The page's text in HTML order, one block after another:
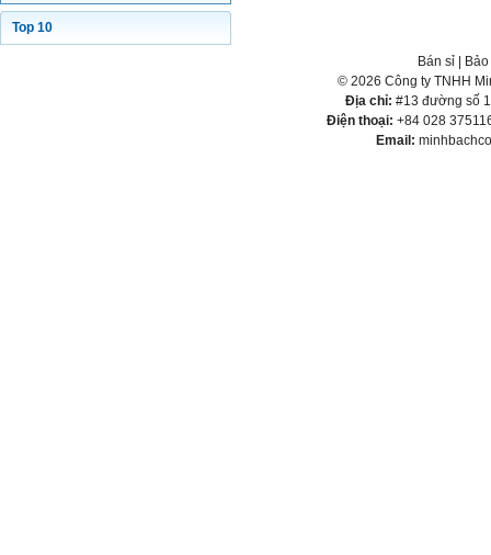
Top 10
Bán sỉ
© 2026 Công ty TNHH
Địa chỉ: #13 đường số
Điện thoại: +84 028
Email: